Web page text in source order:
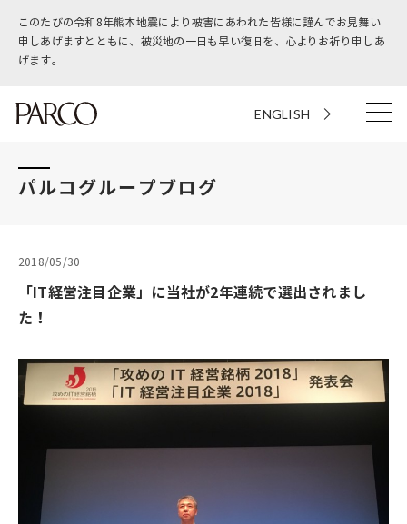
このたびの令和8年熊本地震により被害にあわれた皆様に謹んでお見舞い
申しあげますとともに、被災地の一日も早い復旧を、心よりお祈り申しあ
げます。
ENGLISH
パルコグループブログ
2018/05/30
「IT経営注目企業」に当社が2年連続で選出されまし
た！